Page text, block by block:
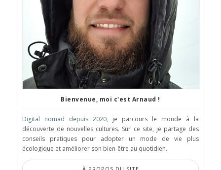
Bienvenue, moi c'est Arnaud !
Digital nomad depuis 2020, je parcours le monde à la
découverte de nouvelles cultures. Sur ce site, je partage des
conseils pratiques pour adopter un mode de vie plus
écologique et améliorer son bien-être au quotidien.